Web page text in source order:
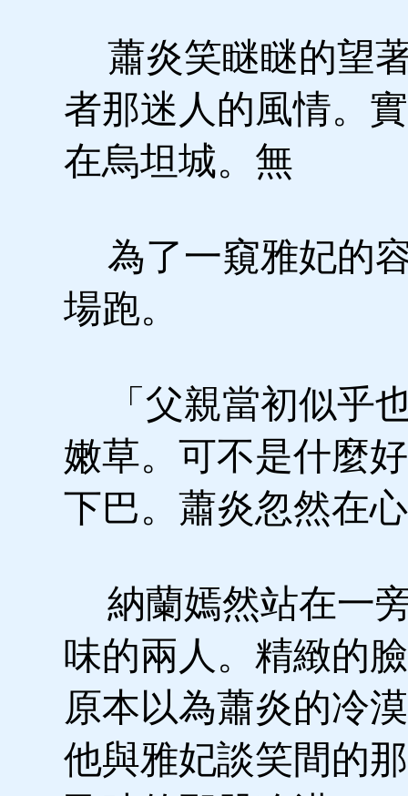
蕭炎笑瞇瞇的望
者那迷人的風情。
在烏坦城。無
為了一窺雅妃的
場跑。
「父親當初似乎
嫩草。可不是什麼
下巴。蕭炎忽然在
納蘭嫣然站在一
味的兩人。精緻的
原本以為蕭炎的冷
他與雅妃談笑間的